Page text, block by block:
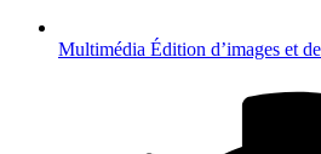
Multimédia Édition d’images et